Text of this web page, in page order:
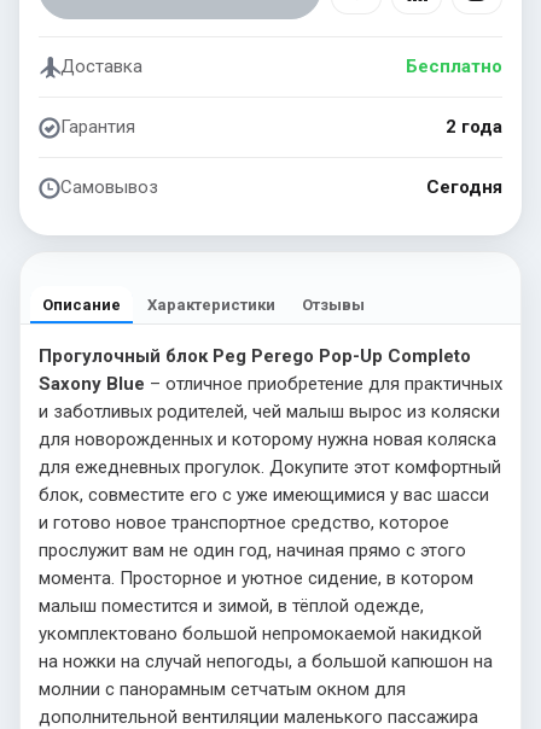
Доставка Бесплатно
Гарантия 2 года
Самовывоз Сегодня
Описание Характеристики Отзывы
Прогулочный блок Peg Perego Pop-Up Completo
Saxony Blue – отличное приобретение для практичных
и заботливых родителей, чей малыш вырос из коляски
для новорожденных и которому нужна новая коляска
для ежедневных прогулок. Докупите этот комфортный
блок, совместите его с уже имеющимися у вас шасси
и готово новое транспортное средство, которое
прослужит вам не один год, начиная прямо с этого
момента. Просторное и уютное сидение, в котором
малыш поместится и зимой, в тёплой одежде,
укомплектовано большой непромокаемой накидкой
на ножки на случай непогоды, а большой капюшон на
молнии с панорамным сетчатым окном для
дополнительной вентиляции маленького пассажира